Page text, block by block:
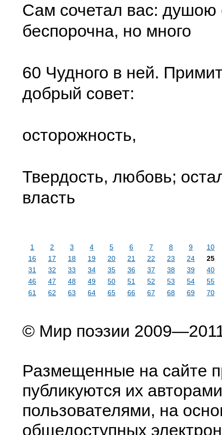
Сам сочетал вас: душою
беспорочна, но много
60 Чудного в ней.
добрый совет:
осторожность,
Твердость, любовь;
власть
1 2 3 4 5 6 7 8 9
10
16
17 18 19 20 21 22 23 24
25
31
32 33 34 35 36 37 38 39
40
46
47 48 49 50 51 52 53 54
55
61
62 63 64 65 66 67 68 69 70
© Мир поэзии
Размещенные на сайте
публикуются их
пользователями, на
общедоступных